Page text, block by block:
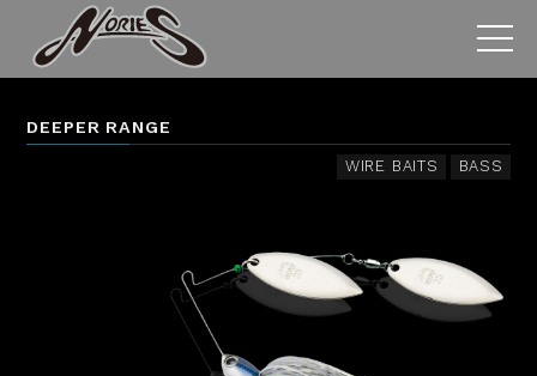
DEEPER RANGE
WIRE BAITS BASS